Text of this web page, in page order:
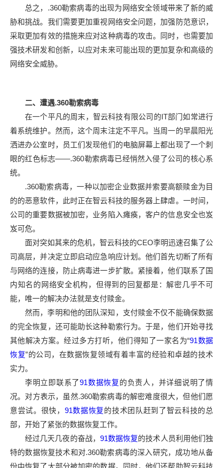
总之，.360勒索病毒的出现为网络安全领域带来了新的威
胁和挑战。我们需要更加重视网络安全问题，加强防范意识，
采取更加有效的措施来应对这种病毒的攻击。同时，也需要加
强技术研发和创新，以应对未来可能出现的更加复杂和高级的
网络安全威胁。
二、遭遇.360勒索病毒
在一个平凡的周末，智云科技有限公司的IT部门如常进行
着系统维护。然而，这个周末注定不平凡。当周一的早晨阳光
洒进办公室时，员工们发现他们的电脑屏幕上都出现了一个刺
眼的红色标志——.360勒索病毒已经悄然入侵了公司的核心系
统。
.360勒索病毒，一种以加密企业数据并索要高额赎金为目
的的恶意软件，此时正在智云科技的服务器上肆虐。一时间，
公司的重要数据被加密，业务陷入瘫痪，客户的信息安全也岌
岌可危。
面对突如其来的危机，智云科技的CEO李明迅速召集了公
司高层，并决定立即启动应急响应计划。他们首先切断了所有
与网络的连接，防止病毒进一步扩散。紧接着，他们联系了国
内知名的网络安全机构，但得到的回复都是：解密几乎不可
能，唯一的解决办法就是支付赎金。
然而，李明和他的团队深知，支付赎金不仅不能确保数据
的完全恢复，还可能助长这种勒索行为。于是，他们开始寻找
其他解决方案。经过多方打听，他们得知了一家名为“91数据
恢复”的公司，在数据恢复领域有着丰富的经验和卓越的技术
实力。
李明立即联系了91数据恢复的负责人，并详细说明了情
况。对方表示，虽然.360勒索病毒的解密难度很大，但他们愿
意尝试。很快， 91数据恢复的技术团队赶到了智云科技的总
部，开始了紧张的数据恢复工作。
经过几天几夜的奋战， 91数据恢复的技术人员利用他们独
特的数据恢复技术和对.360勒索病毒的深入研究，成功地从备
份中恢复了大部分被加密的数据。同时，他们还帮助智云科技